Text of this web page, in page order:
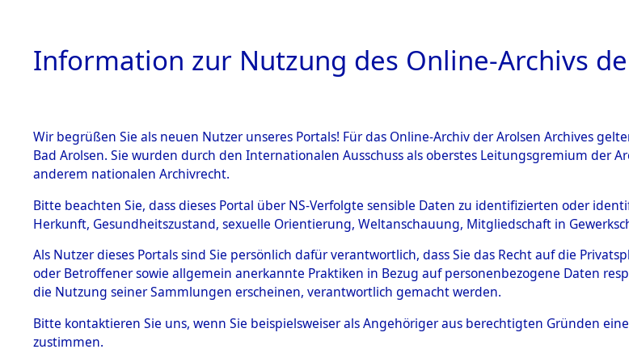
HOME BESTANDSBESCHREIBUNG ARCHIVALE
BESTÄNDE
Inhaftierungsdoku
mente
5. Verschiedenes
Todesmärsche
5.3.1 Alliierte
Nordrhein-Westfalen→
(101105323)
0153
Information zur Nutzung des Online-Archivs
Wir begrüßen Sie als neuen Nutzer unseres Portals! Für das Online-Archiv der Arolsen Archives
Bad Arolsen. Sie wurden durch den Internationalen Ausschuss als oberstes Leitungsgremium der
anderem nationalen Archivrecht.
Bitte beachten Sie, dass dieses Portal über NS-Verfolgte sensible Daten zu identifizierten oder
Herkunft, Gesundheitszustand, sexuelle Orientierung, Weltanschauung, Mitgliedschaft in
Als Nutzer dieses Portals sind Sie persönlich dafür verantwortlich, dass Sie das Recht auf die
oder Betroffener sowie allgemein anerkannte Praktiken in Bezug auf personenbezogene Daten
die Nutzung seiner Sammlungen erscheinen, verantwortlich gemacht werden.
Bitte kontaktieren Sie uns, wenn Sie beispielsweiser als Angehöriger aus berechtigten Gründen
zustimmen.